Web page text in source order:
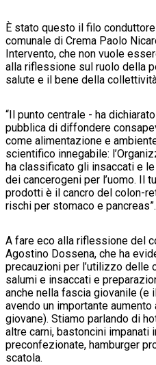
È stato questo il filo
comunale di Crema Paolo
Intervento, che non vuole
alla riflessione sul ruolo della
salute e il bene della
“Il punto centrale - ha
pubblica di diffondere
come alimentazione e
scientifico innegabile:
ha classificato gli insaccati e
dei cancerogeni per l’uomo. Il
prodotti è il cancro del colon-
rischi per stomaco e pancreas”.
A fare eco alla riflessione del
Agostino Dossena, che ha
precauzioni per l’utilizzo delle
salumi e insaccati e
anche nella fascia giovanile (e
avendo un importante
giovane). Stiamo parlando di
altre carni, bastoncini impanati
preconfezionate, hamburger
scatola.